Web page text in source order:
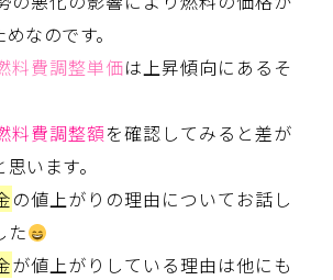
なのです。
料費調整単価は上昇傾向にあるそ
料費調整額を確認してみると差が
います。
の値上がりの理由についてお話し
た
が値上がりしている理由は他にも